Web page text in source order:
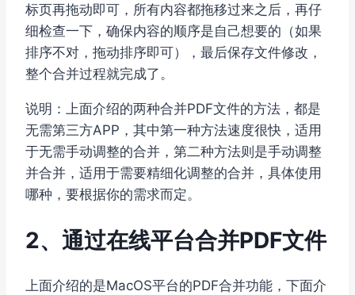
标页再拖动即可，所有内容都拖移过来之后，再仔
细检查一下，确保内容的顺序是自己想要的（如果
排序不对，拖动排序即可），最后保存文件修改，
整个合并过程就完成了。
说明：上面介绍的两种合并PDF文件的方法，都是
无需第三方APP，其中第一种方法速度很快，适用
于无需手动调整的合并，第二种方法则是手动调整
并合并，适用于需要精细化调整的合并，具体使用
哪种，要根据你的需求而定。
2、通过在线平台合并PDF文件
上面介绍的是MacOS平台的PDF合并功能，下面介